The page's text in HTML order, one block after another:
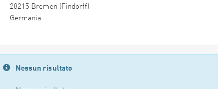
28215 Bremen (Findorff)
Germania
Nessun risultato